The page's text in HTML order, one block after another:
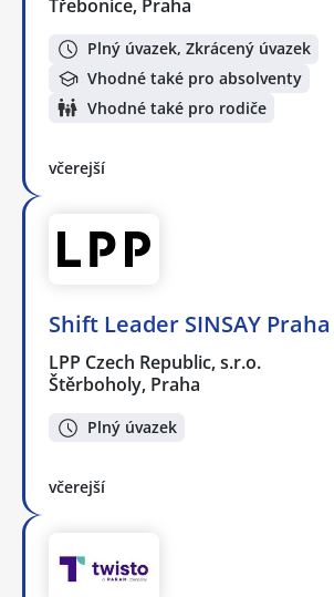
Třebonice, Praha
Plný úvazek, Zkrácený úvazek
Vhodné také pro absolventy
Vhodné také pro rodiče
včerejší
Shift Leader SINSAY Praha
LPP Czech Republic, s.r.o.
Štěrboholy, Praha
Plný úvazek
včerejší